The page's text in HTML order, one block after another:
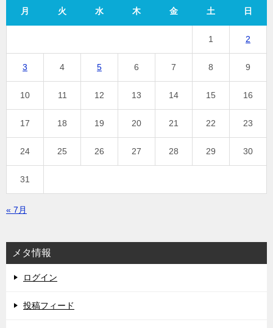
月 火 水 木 金 土 日
1 2
3 4 5 6 7 8 9
10 11 12 13 14 15 16
17 18 19 20 21 22 23
24 25 26 27 28 29 30
31
« 7月
メタ情報
ログイン
投稿フィード